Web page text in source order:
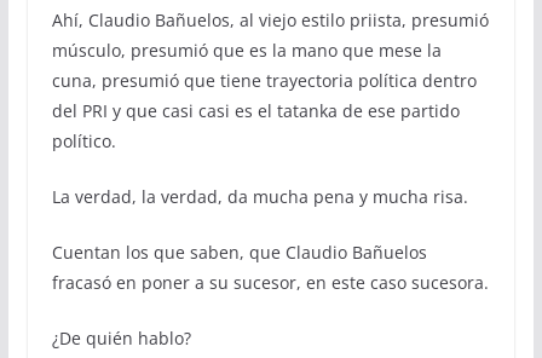
Ahí, Claudio Bañuelos, al viejo estilo priista, presumió
músculo, presumió que es la mano que mese la
cuna, presumió que tiene trayectoria política dentro
del PRI y que casi casi es el tatanka de ese partido
político.
La verdad, la verdad, da mucha pena y mucha risa.
Cuentan los que saben, que Claudio Bañuelos
fracasó en poner a su sucesor, en este caso sucesora.
¿De quién hablo?